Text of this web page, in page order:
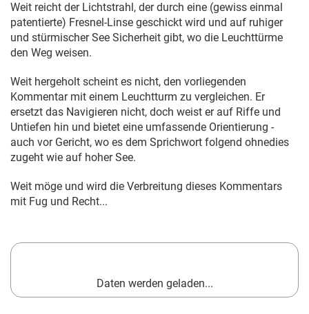
Weit reicht der Lichtstrahl, der durch eine (gewiss einmal
patentierte) Fresnel-Linse geschickt wird und auf ruhiger
und stürmischer See Sicherheit gibt, wo die Leuchttürme
den Weg weisen.
Weit hergeholt scheint es nicht, den vorliegenden
Kommentar mit einem Leuchtturm zu vergleichen. Er
ersetzt das Navigieren nicht, doch weist er auf Riffe und
Untiefen hin und bietet eine umfassende Orientierung -
auch vor Gericht, wo es dem Sprichwort folgend ohnedies
zugeht wie auf hoher See.
Weit möge und wird die Verbreitung dieses Kommentars
mit Fug und Recht...
Daten werden geladen...